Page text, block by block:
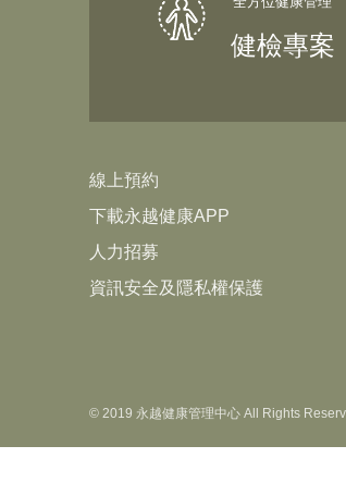
健檢專案
線上預約
下載永越健康APP
人力招募
資訊安全及隱私權保護
© 2019 永越健康管理中心 All Rights